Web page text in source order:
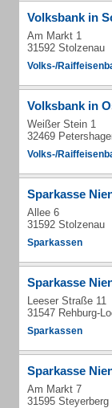
Volksbank in
Am Markt 1
31592 Stolzenau
Volks-/
Volksbank in
Weißer Stein 1
32469
Volks-/
Sparkasse
Allee 6
31592 Stolzenau
Sparkassen
Sparkasse
Leeser Straße 11
31547 Rehburg-
Sparkassen
Sparkasse
Am Markt 7
31595 Steyerberg